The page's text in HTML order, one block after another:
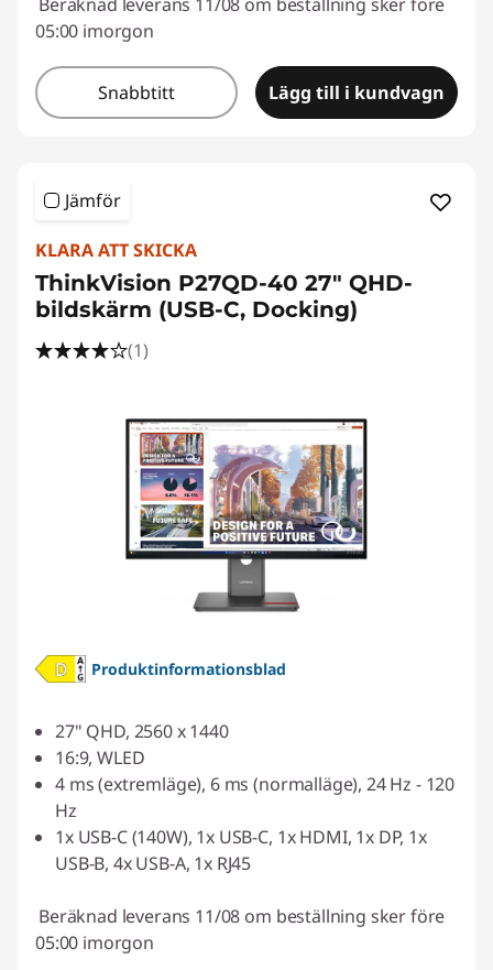
05:00 imorgon
Snabbtitt Lägg till i kundvagn
Jämför
KLARA ATT SKICKA
ThinkVision P27QD-40 27" QHD-
bildskärm (USB-C, Docking)
(1)
Produktinformationsblad
27" QHD, 2560 x 1440
16:9, WLED
4 ms (extremläge), 6 ms (normalläge), 24 Hz - 120
Hz
1x USB-C (140W), 1x USB-C, 1x HDMI, 1x DP, 1x
USB-B, 4x USB-A, 1x RJ45
Beräknad leverans 11/08 om beställning sker före
05:00 imorgon